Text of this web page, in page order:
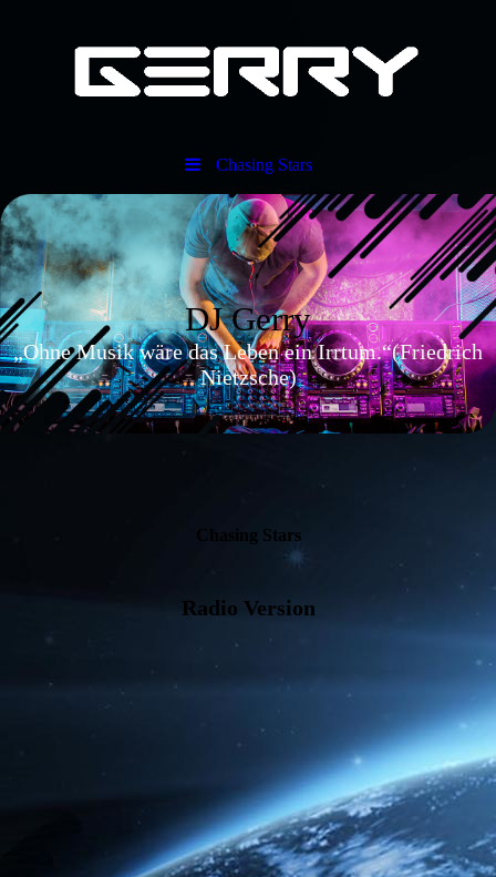
Chasing Stars
DJ Gerry
„Ohne Musik wäre das Leben ein Irrtum.“(Friedrich
Nietzsche)
Chasing Stars
Radio Version